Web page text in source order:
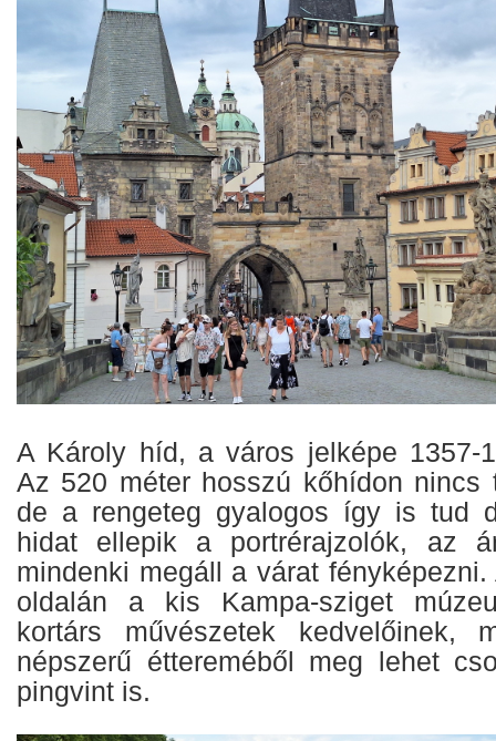
A Károly híd, a város jelképe 1357-
Az 520 méter hosszú kőhídon nincs
de a rengeteg gyalogos így is tud
hidat ellepik a portrérajzolók, az
mindenki megáll a várat
oldalán a kis Kampa-sziget
kortárs művészetek kedvelőinek,
népszerű éttereméből meg lehet
pingvint is.